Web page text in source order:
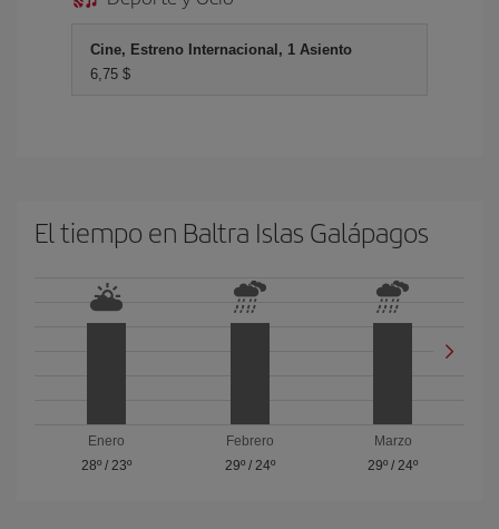
Cine, Estreno Internacional, 1 Asiento
6,75 $
El tiempo en Baltra Islas Galápagos
Enero
28º/ 23º
Febrero
29º/ 24º
Marzo
29º / 24º